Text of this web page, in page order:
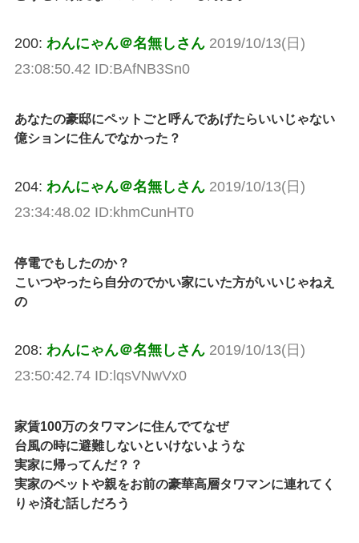
200: わんにゃん＠名無しさん 2019/10/13(日)
23:08:50.42 ID:BAfNB3Sn0
あなたの豪邸にペットごと呼んであげたらいいじゃない
億ションに住んでなかった？
204: わんにゃん＠名無しさん 2019/10/13(日)
23:34:48.02 ID:khmCunHT0
停電でもしたのか？
こいつやったら自分のでかい家にいた方がいいじゃねえ
の
208: わんにゃん＠名無しさん 2019/10/13(日)
23:50:42.74 ID:lqsVNwVx0
家賃100万のタワマンに住んでてなぜ
台風の時に避難しないといけないような
実家に帰ってんだ？？
実家のペットや親をお前の豪華高層タワマンに連れてく
りゃ済む話しだろう